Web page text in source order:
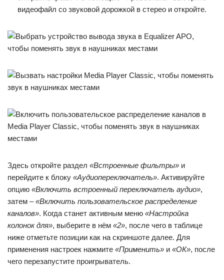
видеофайл со звуковой дорожкой в стерео и откройте.
Здесь откройте раздел «Встроенные фильтры» и
перейдите к блоку «Аудиопереключатель». Активируйте
опцию «Включить встроенный переключатель аудио»,
затем –«Включить пользовательское распределение
каналов». Когда станет активным меню «Настройка
колонок для», выберите в нём «2», после чего в таблице
ниже отметьте позиции как на скриншоте далее. Для
применения настроек нажмите «Применить» и «ОК», после
чего перезапустите проигрыватель.